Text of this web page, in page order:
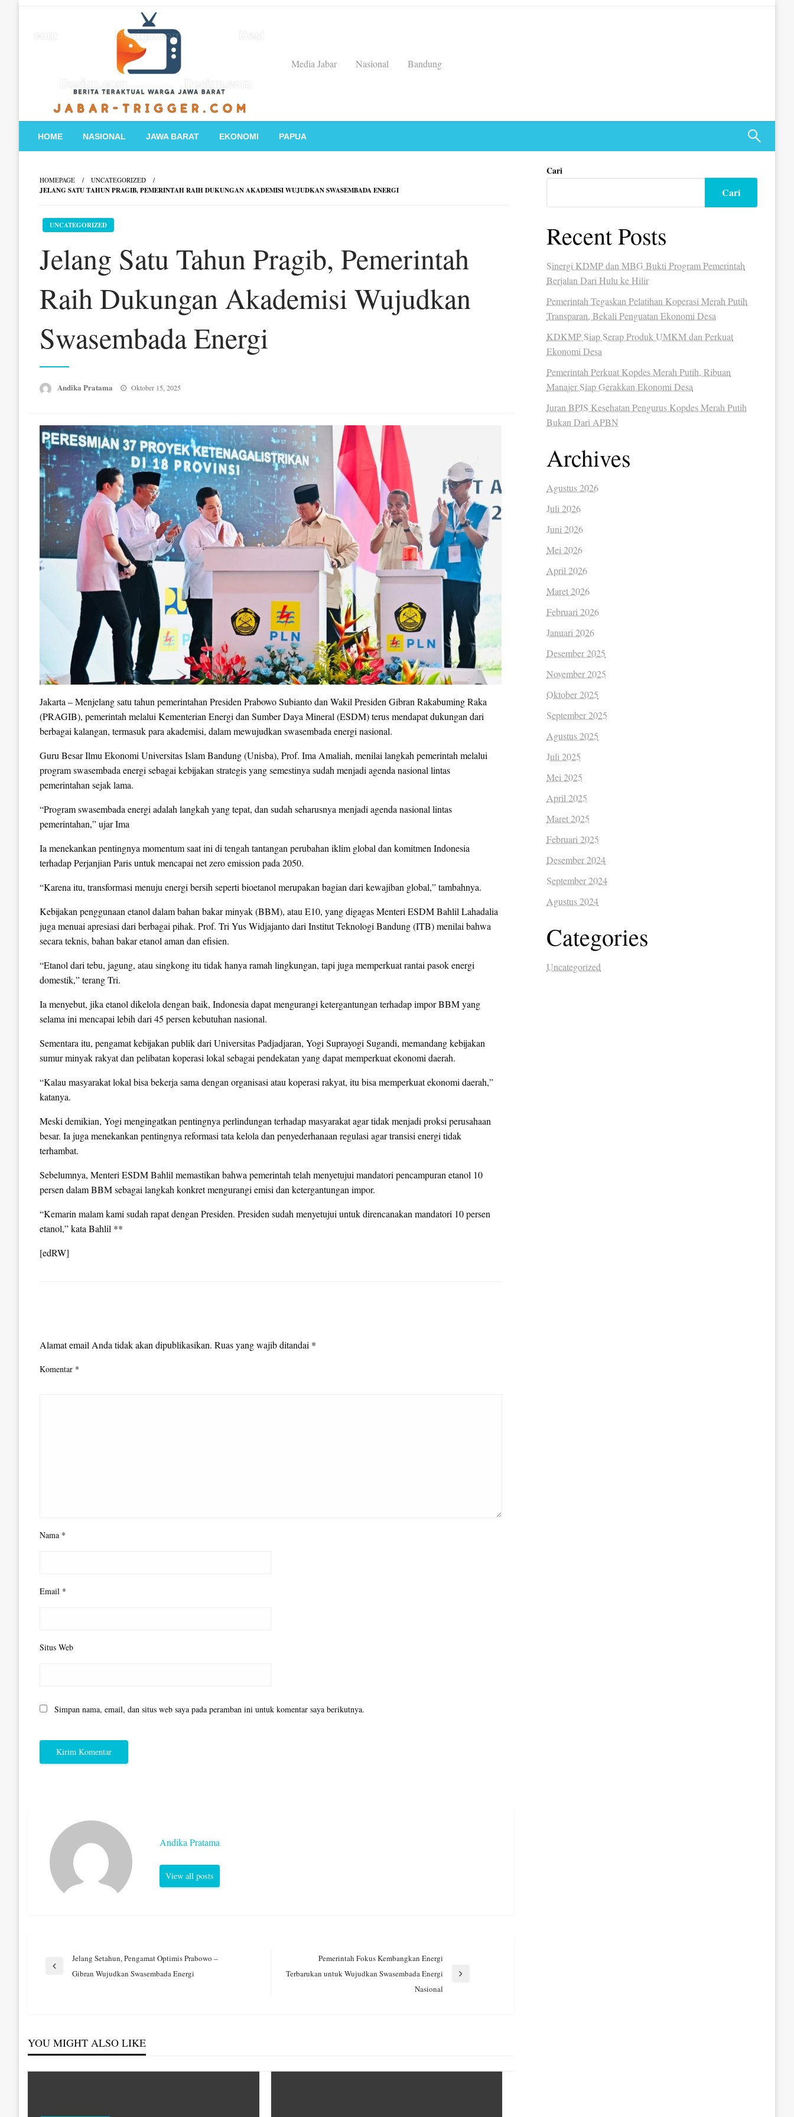
Media Jabar
Nasional Bandung
HOME NASIONAL JAWA BARAT EKONOMI PAPUA
HOMEPAGE UNCATEGORIZED
JELANG SATU TAHUN PRAGIB, PEMERINTAH RAIH DUKUNGAN AKADEMISI WUJUDKAN SWASEMBADA ENERGI
UNCATEGORIZED
Jelang Satu Tahun Pragib, Pemerintah
Raih Dukungan Akademisi Wujudkan
Swasembada Energi
Andika Pratama
Posted
Oktober 15, 2025
Jakarta – Menjelang satu tahun pemerintahan Presiden Prabowo Subianto dan Wakil Presiden Gibran Rakabuming Raka
(PRAGIB), pemerintah melalui Kementerian Energi dan Sumber Daya Mineral (ESDM) terus mendapat dukungan dari
berbagai kalangan, termasuk para akademisi, dalam mewujudkan swasembada energi nasional.
Guru Besar Ilmu Ekonomi Universitas Islam Bandung (Unisba), Prof. Ima Amaliah, menilai langkah pemerintah melalui
program swasembada energi sebagai kebijakan strategis yang semestinya sudah menjadi agenda nasional lintas
pemerintahan sejak lama.
“Program swasembada energi adalah langkah yang tepat, dan sudah seharusnya menjadi agenda nasional lintas
pemerintahan,” ujar Ima
Ia menekankan pentingnya momentum saat ini di tengah tantangan perubahan iklim global dan komitmen Indonesia
terhadap Perjanjian Paris untuk mencapai net zero emission pada 2050.
“Karena itu, transformasi menuju energi bersih seperti bioetanol merupakan bagian dari kewajiban global,” tambahnya.
Kebijakan penggunaan etanol dalam bahan bakar minyak (BBM), atau E10, yang digagas Menteri ESDM Bahlil Lahadalia
juga menuai apresiasi dari berbagai pihak. Prof. Tri Yus Widjajanto dari Institut Teknologi Bandung (ITB) menilai bahwa
secara teknis, bahan bakar etanol aman dan efisien.
“Etanol dari tebu, jagung, atau singkong itu tidak hanya ramah lingkungan, tapi juga memperkuat rantai pasok energi
domestik,” terang Tri.
Ia menyebut, jika etanol dikelola dengan baik, Indonesia dapat mengurangi ketergantungan terhadap impor BBM yang
selama ini mencapai lebih dari 45 persen kebutuhan nasional.
Sementara itu, pengamat kebijakan publik dari Universitas Padjadjaran, Yogi Suprayogi Sugandi, memandang kebijakan
sumur minyak rakyat dan pelibatan koperasi lokal sebagai pendekatan yang dapat memperkuat ekonomi daerah.
“Kalau masyarakat lokal bisa bekerja sama dengan organisasi atau koperasi rakyat, itu bisa memperkuat ekonomi daerah,”
katanya.
Meski demikian, Yogi mengingatkan pentingnya perlindungan terhadap masyarakat agar tidak menjadi proksi perusahaan
besar. Ia juga menekankan pentingnya reformasi tata kelola dan penyederhanaan regulasi agar transisi energi tidak
terhambat.
Sebelumnya, Menteri ESDM Bahlil memastikan bahwa pemerintah telah menyetujui mandatori pencampuran etanol 10
persen dalam BBM sebagai langkah konkret mengurangi emisi dan ketergantungan impor.
“Kemarin malam kami sudah rapat dengan Presiden. Presiden sudah menyetujui untuk direncanakan mandatori 10 persen
etanol,” kata Bahlil **
[edRW]
Alamat email Anda tidak akan dipublikasikan. Ruas yang wajib ditandai *
Komentar *
Nama *
Email *
Situs Web
Simpan nama, email, dan situs web saya pada peramban ini untuk komentar saya berikutnya.
Andika Pratama
View all posts
Navigasi
Previous
Jelang Setahun, Pengamat Optimis Prabowo –
Gibran Wujudkan Swasembada Energi
Pemerintah Fokus Kembangkan Energi
Terbarukan untuk Wujudkan Swasembada Energi
Nasional
YOU MIGHT ALSO LIKE
Cari
Cari
Recent Posts
Sinergi KDMP dan MBG Bukti Program Pemerintah
Berjalan Dari Hulu ke Hilir
Pemerintah Tegaskan Pelatihan Koperasi Merah Putih
Transparan, Bekali Penguatan Ekonomi Desa
KDKMP Siap Serap Produk UMKM dan Perkuat
Ekonomi Desa
Pemerintah Perkuat Kopdes Merah Putih, Ribuan
Manajer Siap Gerakkan Ekonomi Desa
Iuran BPJS Kesehatan Pengurus Kopdes Merah Putih
Bukan Dari APBN
Archives
Agustus 2026
Juli 2026
Juni 2026
Mei 2026
April 2026
Maret 2026
Februari 2026
Januari 2026
Desember 2025
November 2025
Oktober 2025
September 2025
Agustus 2025
Juli 2025
Mei 2025
April 2025
Maret 2025
Februari 2025
Desember 2024
September 2024
Agustus 2024
Categories
Uncategorized